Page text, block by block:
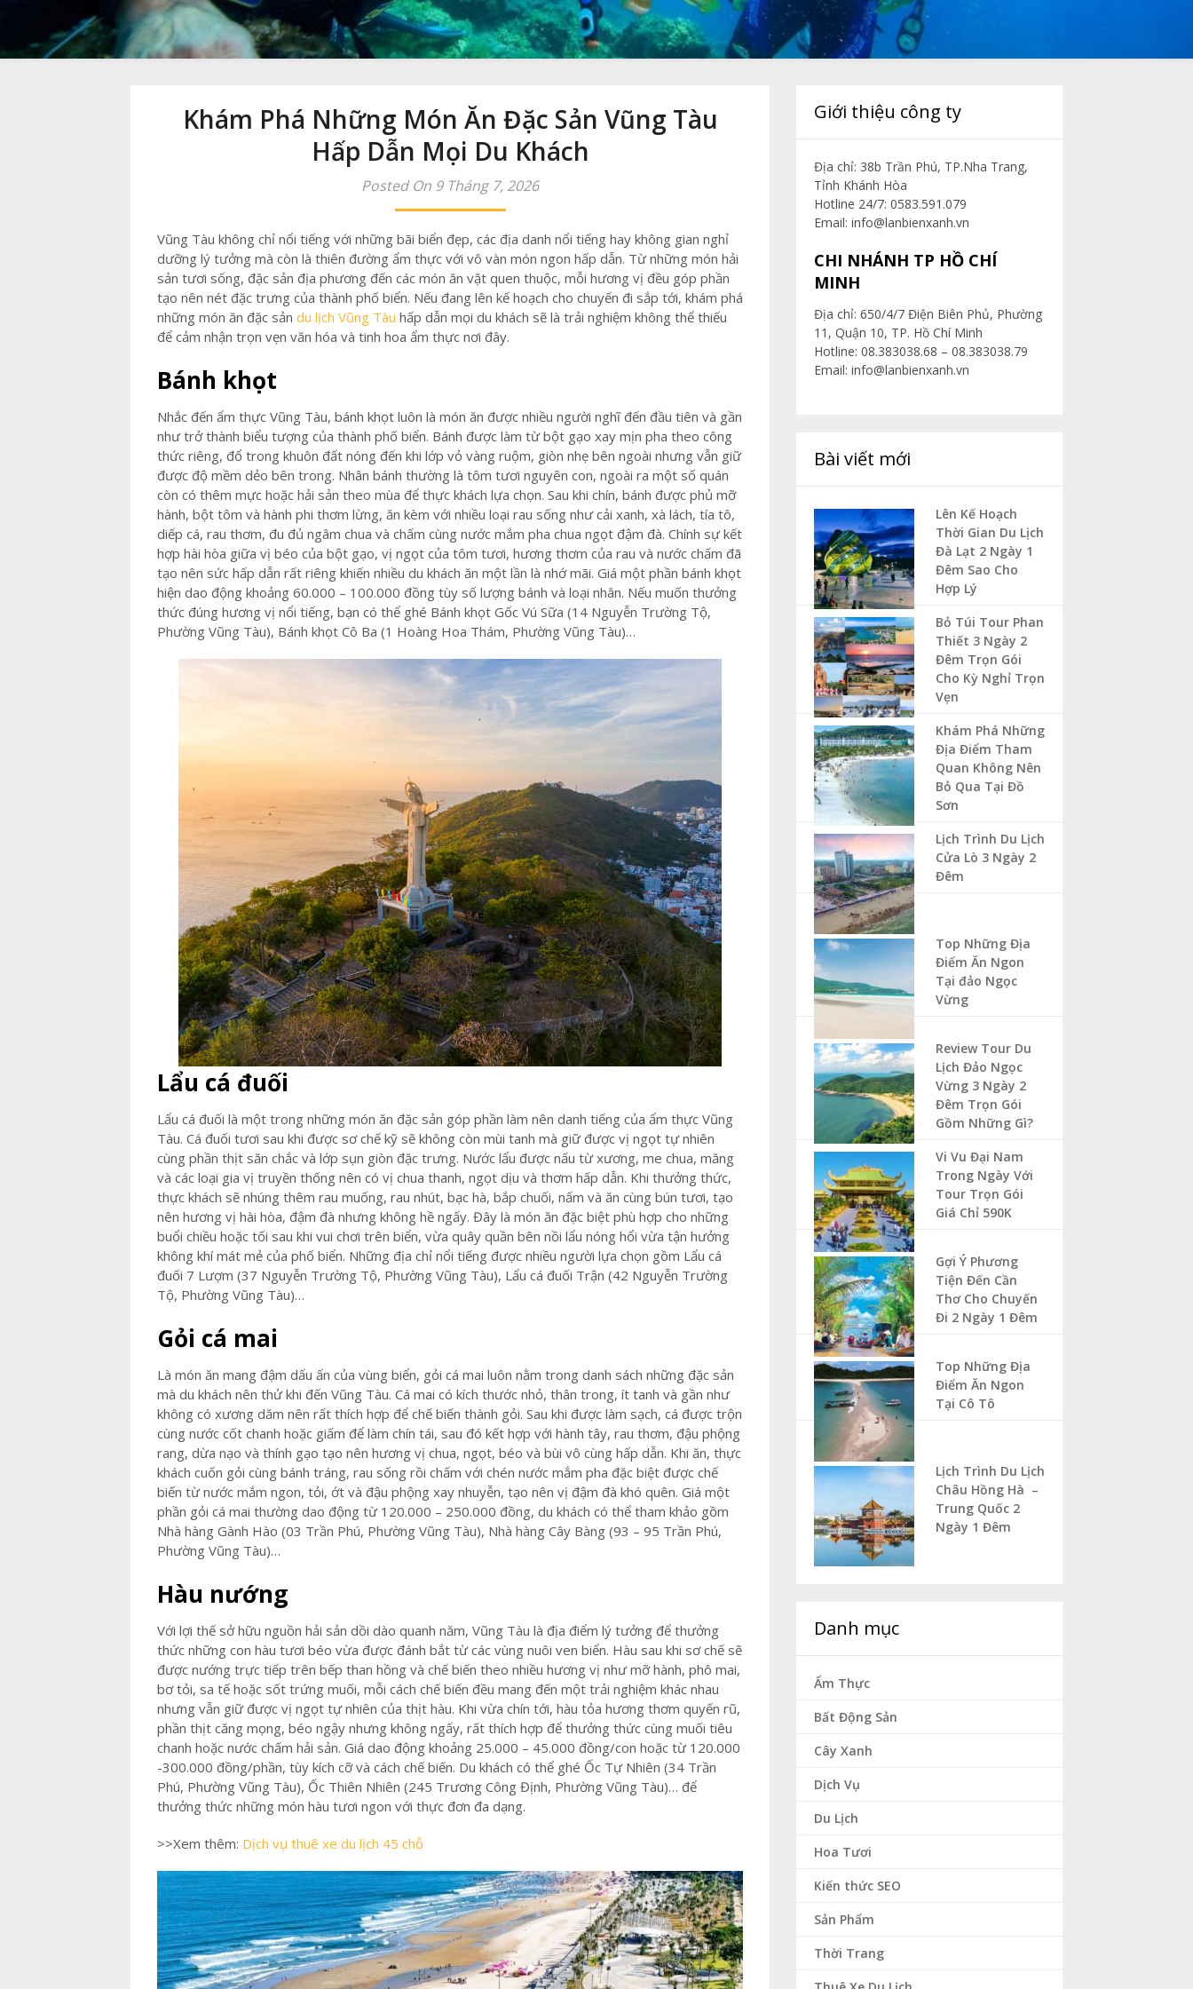
Khám Phá Những Món Ăn Đặc Sản Vũng Tàu
Hấp Dẫn Mọi Du Khách
Posted On 9 Tháng 7, 2026
Vũng Tàu không chỉ nổi tiếng với những bãi biển đẹp, các địa danh nổi tiếng hay không gian nghỉ
dưỡng lý tưởng mà còn là thiên đường ẩm thực với vô vàn món ngon hấp dẫn. Từ những món hải
sản tươi sống, đặc sản địa phương đến các món ăn vặt quen thuộc, mỗi hương vị đều góp phần
tạo nên nét đặc trưng của thành phố biển. Nếu đang lên kế hoạch cho chuyến đi sắp tới, khám phá
những món ăn đặc sản du lịch Vũng Tàu hấp dẫn mọi du khách sẽ là trải nghiệm không thể thiếu
để cảm nhận trọn vẹn văn hóa và tinh hoa ẩm thực nơi đây.
Bánh khọt
Nhắc đến ẩm thực Vũng Tàu, bánh khọt luôn là món ăn được nhiều người nghĩ đến đầu tiên và gần
như trở thành biểu tượng của thành phố biển. Bánh được làm từ bột gạo xay mịn pha theo công
thức riêng, đổ trong khuôn đất nóng đến khi lớp vỏ vàng ruộm, giòn nhẹ bên ngoài nhưng vẫn giữ
được độ mềm dẻo bên trong. Nhân bánh thường là tôm tươi nguyên con, ngoài ra một số quán
còn có thêm mực hoặc hải sản theo mùa để thực khách lựa chọn. Sau khi chín, bánh được phủ mỡ
hành, bột tôm và hành phi thơm lừng, ăn kèm với nhiều loại rau sống như cải xanh, xà lách, tía tô,
diếp cá, rau thơm, đu đủ ngâm chua và chấm cùng nước mắm pha chua ngọt đậm đà. Chính sự kết
hợp hài hòa giữa vị béo của bột gạo, vị ngọt của tôm tươi, hương thơm của rau và nước chấm đã
tạo nên sức hấp dẫn rất riêng khiến nhiều du khách ăn một lần là nhớ mãi. Giá một phần bánh khọt
hiện dao động khoảng 60.000 – 100.000 đồng tùy số lượng bánh và loại nhân. Nếu muốn thưởng
thức đúng hương vị nổi tiếng, bạn có thể ghé Bánh khọt Gốc Vú Sữa (14 Nguyễn Trường Tộ,
Phường Vũng Tàu), Bánh khọt Cô Ba (1 Hoàng Hoa Thám, Phường Vũng Tàu)…
Lẩu cá đuối
Lẩu cá đuối là một trong những món ăn đặc sản góp phần làm nên danh tiếng của ẩm thực Vũng
Tàu. Cá đuối tươi sau khi được sơ chế kỹ sẽ không còn mùi tanh mà giữ được vị ngọt tự nhiên
cùng phần thịt săn chắc và lớp sụn giòn đặc trưng. Nước lẩu được nấu từ xương, me chua, măng
và các loại gia vị truyền thống nên có vị chua thanh, ngọt dịu và thơm hấp dẫn. Khi thưởng thức,
thực khách sẽ nhúng thêm rau muống, rau nhút, bạc hà, bắp chuối, nấm và ăn cùng bún tươi, tạo
nên hương vị hài hòa, đậm đà nhưng không hề ngấy. Đây là món ăn đặc biệt phù hợp cho những
buổi chiều hoặc tối sau khi vui chơi trên biển, vừa quây quần bên nồi lẩu nóng hổi vừa tận hưởng
không khí mát mẻ của phố biển. Những địa chỉ nổi tiếng được nhiều người lựa chọn gồm Lẩu cá
đuối 7 Lượm (37 Nguyễn Trường Tộ, Phường Vũng Tàu), Lẩu cá đuối Trận (42 Nguyễn Trường
Tộ, Phường Vũng Tàu)…
Gỏi cá mai
Là món ăn mang đậm dấu ấn của vùng biển, gỏi cá mai luôn nằm trong danh sách những đặc sản
mà du khách nên thử khi đến Vũng Tàu. Cá mai có kích thước nhỏ, thân trong, ít tanh và gần như
không có xương dăm nên rất thích hợp để chế biến thành gỏi. Sau khi được làm sạch, cá được trộn
cùng nước cốt chanh hoặc giấm để làm chín tái, sau đó kết hợp với hành tây, rau thơm, đậu phộng
rang, dừa nạo và thính gạo tạo nên hương vị chua, ngọt, béo và bùi vô cùng hấp dẫn. Khi ăn, thực
khách cuốn gỏi cùng bánh tráng, rau sống rồi chấm với chén nước mắm pha đặc biệt được chế
biến từ nước mắm ngon, tỏi, ớt và đậu phộng xay nhuyễn, tạo nên vị đậm đà khó quên. Giá một
phần gỏi cá mai thường dao động từ 120.000 – 250.000 đồng, du khách có thể tham khảo gồm
Nhà hàng Gành Hào (03 Trần Phú, Phường Vũng Tàu), Nhà hàng Cây Bàng (93 – 95 Trần Phú,
Phường Vũng Tàu)…
Hàu nướng
Với lợi thế sở hữu nguồn hải sản dồi dào quanh năm, Vũng Tàu là địa điểm lý tưởng để thưởng
thức những con hàu tươi béo vừa được đánh bắt từ các vùng nuôi ven biển. Hàu sau khi sơ chế sẽ
được nướng trực tiếp trên bếp than hồng và chế biến theo nhiều hương vị như mỡ hành, phô mai,
bơ tỏi, sa tế hoặc sốt trứng muối, mỗi cách chế biến đều mang đến một trải nghiệm khác nhau
nhưng vẫn giữ được vị ngọt tự nhiên của thịt hàu. Khi vừa chín tới, hàu tỏa hương thơm quyến rũ,
phần thịt căng mọng, béo ngậy nhưng không ngấy, rất thích hợp để thưởng thức cùng muối tiêu
chanh hoặc nước chấm hải sản. Giá dao động khoảng 25.000 – 45.000 đồng/con hoặc từ 120.000
-300.000 đồng/phần, tùy kích cỡ và cách chế biến. Du khách có thể ghé Ốc Tự Nhiên (34 Trần
Phú, Phường Vũng Tàu), Ốc Thiên Nhiên (245 Trương Công Định, Phường Vũng Tàu)… để
thưởng thức những món hàu tươi ngon với thực đơn đa dạng.
>>Xem thêm: Dịch vụ thuê xe du lịch 45 chỗ
Giới thiệu công ty
Địa chỉ: 38b Trần Phú, TP.Nha Trang,
Tỉnh Khánh Hòa
Hotline 24/7: 0583.591.079
Email: info@lanbienxanh.vn
CHI NHÁNH TP HỒ CHÍ
MINH
Địa chỉ: 650/4/7 Điện Biên Phủ, Phường
11, Quận 10, TP. Hồ Chí Minh
Hotline: 08.383038.68 – 08.383038.79
Email: info@lanbienxanh.vn
Bài viết mới
Lên Kế Hoạch
Thời Gian Du Lịch
Đà Lạt 2 Ngày 1
Đêm Sao Cho
Hợp Lý
Bỏ Túi Tour Phan
Thiết 3 Ngày 2
Đêm Trọn Gói
Cho Kỳ Nghỉ Trọn
Vẹn
Khám Phá Những
Địa Điểm Tham
Quan Không Nên
Bỏ Qua Tại Đồ
Sơn
Lịch Trình Du Lịch
Cửa Lò 3 Ngày 2
Đêm
Top Những Địa
Điểm Ăn Ngon
Tại đảo Ngọc
Vừng
Review Tour Du
Lịch Đảo Ngọc
Vừng 3 Ngày 2
Đêm Trọn Gói
Gồm Những Gì?
Vi Vu Đại Nam
Trong Ngày Với
Tour Trọn Gói
Giá Chỉ 590K
Gợi Ý Phương
Tiện Đến Cần
Thơ Cho Chuyến
Đi 2 Ngày 1 Đêm
Top Những Địa
Điểm Ăn Ngon
Tại Cô Tô
Lịch Trình Du Lịch
Châu Hồng Hà –
Trung Quốc 2
Ngày 1 Đêm
Danh mục
Ẩm Thực
Bất Động Sản
Cây Xanh
Dịch Vụ
Du Lịch
Hoa Tươi
Kiến thức SEO
Sản Phẩm
Thời Trang